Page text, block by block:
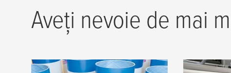
Aveți nevoie de mai